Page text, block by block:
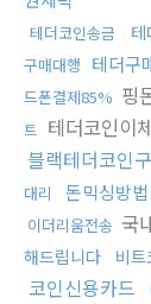
테더코인송금 테
구매대행 테더구
드폰결제85% 핑
트
테더코인이
블랙테더코인
대리
돈믹싱방법
이더리움전송 국
해드립니다
비
코인신용카드